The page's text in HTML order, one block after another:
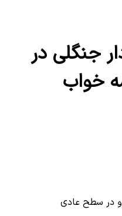
جنگلی در
خواب
در سطح عادی